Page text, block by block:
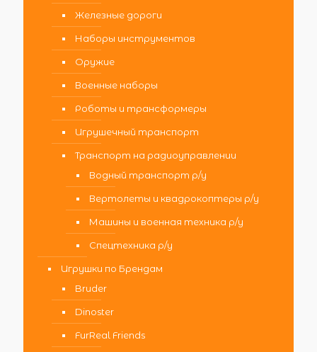
Железные дороги
Наборы инструментов
Оружие
Военные наборы
Роботы и трансформеры
Игрушечный транспорт
Транспорт на радиоуправлении
Водный транспорт р/у
Вертолеты и квадрокоптеры р/у
Машины и военная техника р/у
Спецтехника р/у
Игрушки по Брендам
Bruder
Dinoster
FurReal Friends